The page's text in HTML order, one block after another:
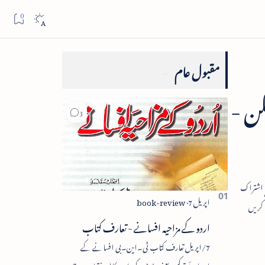
-
مقبول عام
اردو کے مزاحیہ افسانے - تعارف کتاب
7/اپریل تعارف کتاب ٹی۔این۔بی افسانے کے